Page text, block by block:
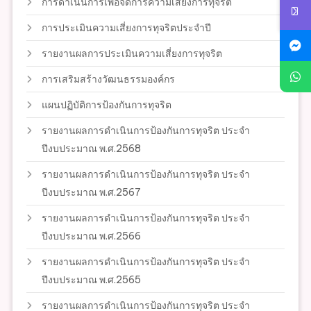
การประเมินความเสี่ยงการทุจริตประจำปี
รายงานผลการประเมินความเสี่ยงการทุจริต
การเสริมสร้างวัฒนธรรมองค์กร
แผนปฏิบัติการป้องกันการทุจริต
รายงานผลการดำเนินการป้องกันการทุจริต ประจำ
ปีงบประมาณ พ.ศ.2568
รายงานผลการดำเนินการป้องกันการทุจริต ประจำ
ปีงบประมาณ พ.ศ.2567
รายงานผลการดำเนินการป้องกันการทุจริต ประจำ
ปีงบประมาณ พ.ศ.2566
รายงานผลการดำเนินการป้องกันการทุจริต ประจำ
ปีงบประมาณ พ.ศ.2565
รายงานผลการดำเนินการป้องกันการทุจริต ประจำ